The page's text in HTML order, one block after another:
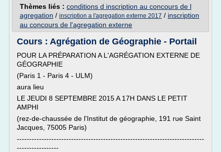
Thèmes liés : conditions d inscription au concours de l
agregation / inscription a l'agregation externe 2017 / inscription
au concours de l'agregation externe
Cours : Agrégation de Géographie - Portail
POUR LA PRÉPARATION A L'AGRÉGATION EXTERNE DE
GÉOGRAPHIE
(Paris 1 - Paris 4 - ULM)
aura lieu
LE JEUDI 8 SEPTEMBRE 2015 A 17H DANS LE PETIT
AMPHI
(rez-de-chaussée de l'Institut de géographie, 191 rue Saint
Jacques, 75005 Paris)
----------------------------------------------------------------------------
-----------------